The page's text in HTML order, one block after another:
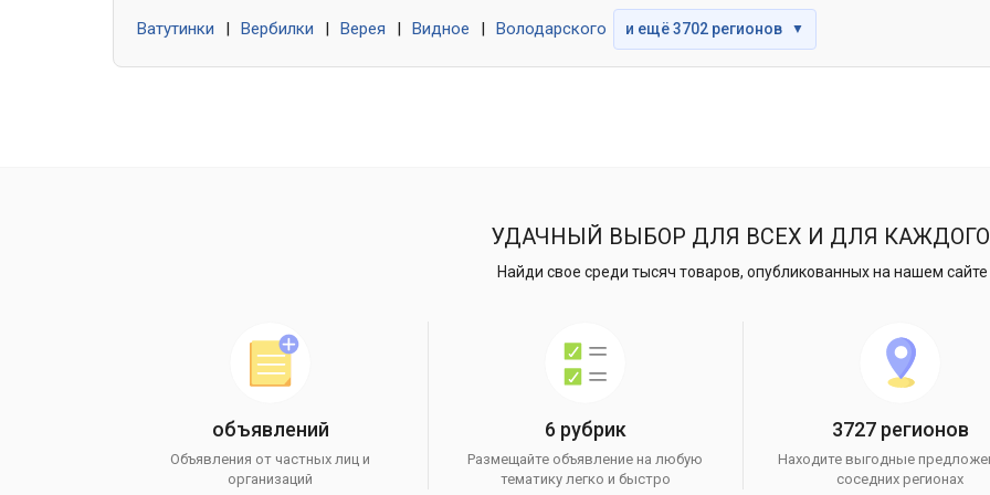
Ватутинки Вербилки Верея Видное Володарского и ещё 3702 регионов ▼
УДАЧНЫЙ ВЫБОР ДЛЯ ВСЕХ И ДЛЯ
Найди свое среди тысяч товаров, опубликованных на нашем сайте
объявлений
Объявления от частных лиц и
организаций
6 рубрик
Размещайте объявление на любую
тематику легко и быстро
3727 регионов
Находите выгодные
соседних регионах